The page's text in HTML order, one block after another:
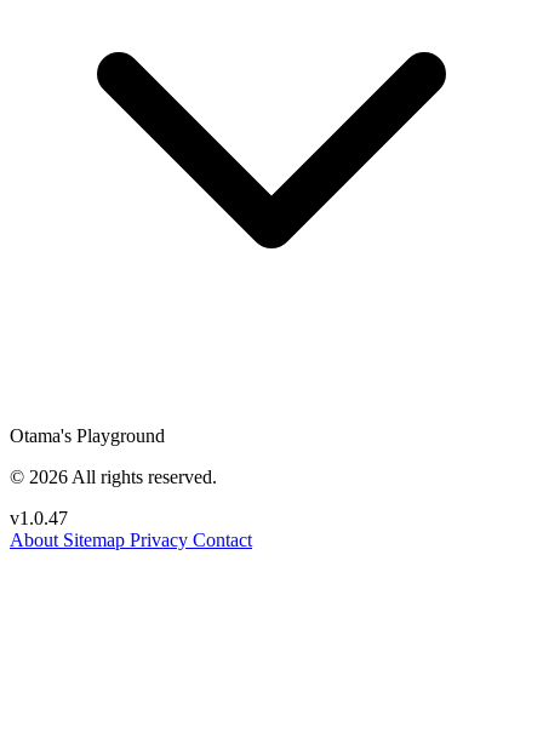
Otama's Playground
© 2026 All rights reserved.
v1.0.47
About Sitemap Privacy Contact